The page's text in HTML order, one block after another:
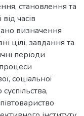
становлення та
часів
визначення
цілі, завдання та
періоди
соціальної